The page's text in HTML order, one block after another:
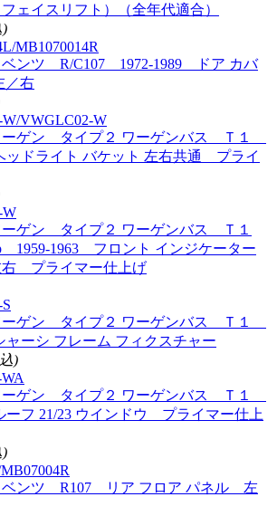
ェイスリフト）（全年代適合）
)
ベンツ R/C107 1972-1989 ドア カバ
／右
ーゲン タイプ２ ワーゲンバス Ｔ１
ッドライト バケット 左右共通 プライ
ーゲン タイプ２ ワーゲンバス Ｔ１
1959-1963 フロント インジケーター
プライマー仕上げ
ーゲン タイプ２ ワーゲンバス Ｔ１
ーシ フレーム フィクスチャー
)
ーゲン タイプ２ ワーゲンバス Ｔ１
ーフ 21/23 ウインドウ プライマー仕上
)
ベンツ R107 リア フロア パネル 左